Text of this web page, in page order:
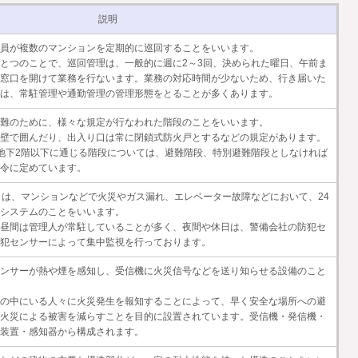
説明
が複数のマンションを定期的に巡回することをいいます。
つのことで、巡回管理は、一般的に週に2～3回、決められた曜日、午前ま
口を開けて業務を行ないます。業務の対応時間が少ないため、行き届いた
、常駐管理や通勤管理の管理形態をとることが多くあります。
のために、様々な規定が行なわれた階段のことをいいます。
で囲んだり、出入り口は常に閉鎖式防火戸とするなどの規定があります。
下2階以下に通じる階段については、避難階段、特別避難階段としなければ
に定めています。
、マンションなどで火災やガス漏れ、エレベーター故障などにおいて、24
ステムのことをいいます。
間は管理人が常駐していることが多く、夜間や休日は、警備会社の防犯セ
センサーによって集中監視を行っております。
サーが熱や煙を感知し、受信機に火災信号などを送り知らせる設備のこと
中にいる人々に火災発生を報知することによって、早く安全な場所への避
災による被害を減らすことを目的に設置されています。受信機・発信機・
置・感知器から構成されます。